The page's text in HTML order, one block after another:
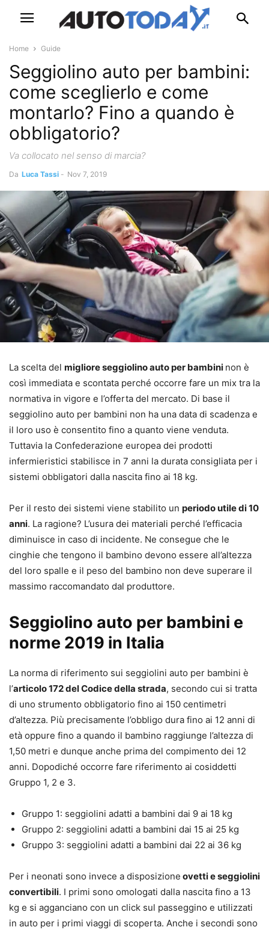
Home Guide
Seggiolino auto per bambini:
come sceglierlo e come
montarlo? Fino a quando è
obbligatorio?
Va collocato nel senso di marcia?
Da Luca Tassi - Nov 7, 2019
La scelta del migliore seggiolino auto per bambini non è
così immediata e scontata perché occorre fare un mix tra la
normativa in vigore e l’offerta del mercato. Di base il
seggiolino auto per bambini non ha una data di scadenza e
il loro uso è consentito fino a quanto viene venduta.
Tuttavia la Confederazione europea dei prodotti
infermieristici stabilisce in 7 anni la durata consigliata per i
sistemi obbligatori dalla nascita fino ai 18 kg.
Per il resto dei sistemi viene stabilito un periodo utile di 10
anni. La ragione? L’usura dei materiali perché l’efficacia
diminuisce in caso di incidente. Ne consegue che le
cinghie che tengono il bambino devono essere all’altezza
del loro spalle e il peso del bambino non deve superare il
massimo raccomandato dal produttore.
Seggiolino auto per bambini e
norme 2019 in Italia
La norma di riferimento sui seggiolini auto per bambini è
l’articolo 172 del Codice della strada, secondo cui si tratta
di uno strumento obbligatorio fino ai 150 centimetri
d’altezza. Più precisamente l’obbligo dura fino ai 12 anni di
età oppure fino a quando il bambino raggiunge l’altezza di
1,50 metri e dunque anche prima del compimento dei 12
anni. Dopodiché occorre fare riferimento ai cosiddetti
Gruppo 1, 2 e 3.
Gruppo 1: seggiolini adatti a bambini dai 9 ai 18 kg
Gruppo 2: seggiolini adatti a bambini dai 15 ai 25 kg
Gruppo 3: seggiolini adatti a bambini dai 22 ai 36 kg
Per i neonati sono invece a disposizione ovetti e seggiolini
convertibili. I primi sono omologati dalla nascita fino a 13
kg e si agganciano con un click sul passeggino e utilizzati
in auto per i primi viaggi di scoperta. Anche i secondi sono